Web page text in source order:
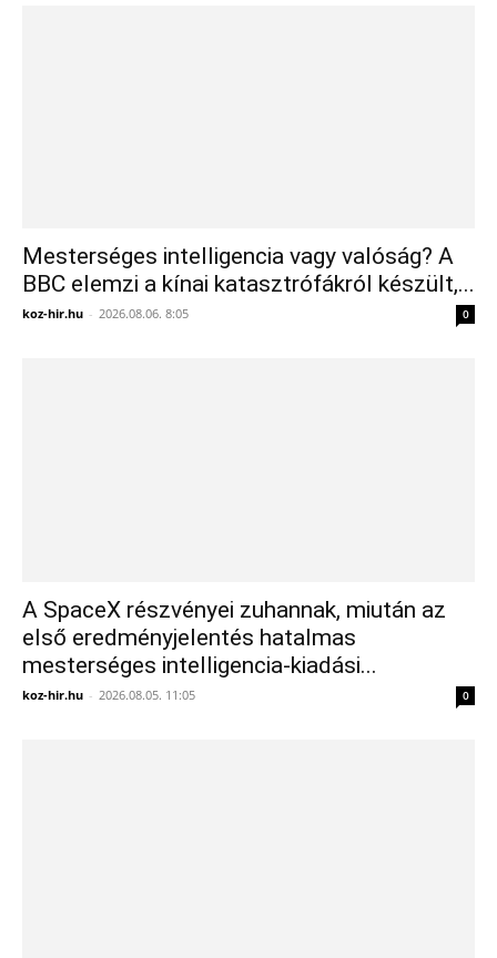
Mesterséges intelligencia vagy valóság? A
BBC elemzi a kínai katasztrófákról készült,...
koz-hir.hu - 2026.08.06. 8:05 0
A SpaceX részvényei zuhannak, miután az
első eredményjelentés hatalmas
mesterséges intelligencia-kiadási...
koz-hir.hu - 2026.08.05. 11:05 0